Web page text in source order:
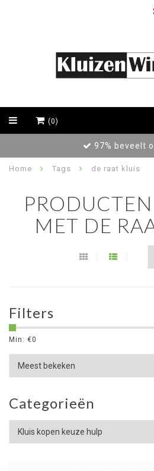
(0)
97% beveelt
Home Tags de raat kluis
MET DE
Filters
Min: €0
Categorieën